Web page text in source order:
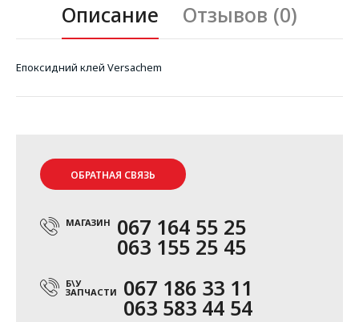
Описание Отзывов (0)
Епоксидний клей Versachem
ОБРАТНАЯ СВЯЗЬ
МАГАЗИН 067 164 55 25
063 155 25 45
Б\У
ЗАПЧАСТИ 067 186 33 11
063 583 44 54